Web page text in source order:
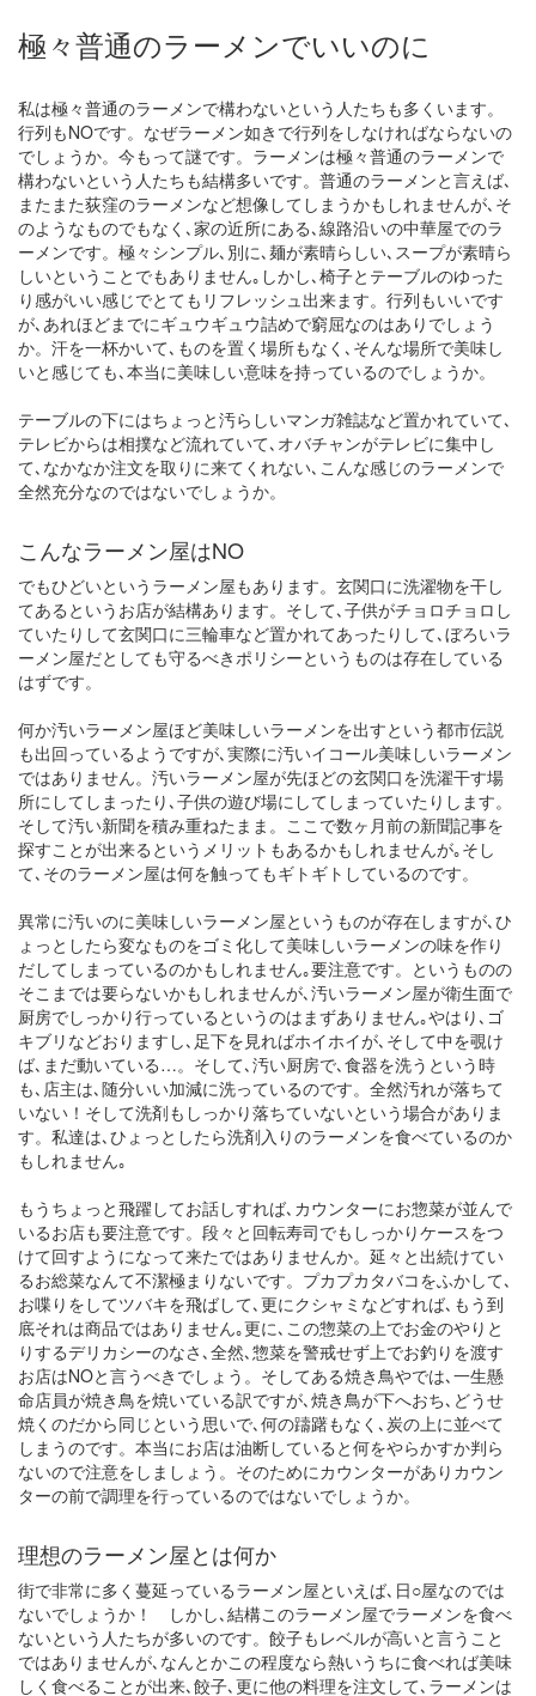
極々普通のラーメンでいいのに
私は極々普通のラーメンで構わないという人たちも多くいます。
行列もNOです。なぜラーメン如きで行列をしなければならないの
でしょうか。今もって謎です。ラーメンは極々普通のラーメンで
構わないという人たちも結構多いです。普通のラーメンと言えば､
またまた荻窪のラーメンなど想像してしまうかもしれませんが､そ
のようなものでもなく､家の近所にある､線路沿いの中華屋でのラ
ーメンです。極々シンプル､別に､麺が素晴らしい､スープが素晴ら
しいということでもありません｡しかし､椅子とテーブルのゆった
り感がいい感じでとてもリフレッシュ出来ます。行列もいいです
が､あれほどまでにギュウギュウ詰めで窮屈なのはありでしょう
か。汗を一杯かいて､ものを置く場所もなく､そんな場所で美味し
いと感じても､本当に美味しい意味を持っているのでしょうか。
テーブルの下にはちょっと汚らしいマンガ雑誌など置かれていて､
テレビからは相撲など流れていて､オバチャンがテレビに集中し
て､なかなか注文を取りに来てくれない､こんな感じのラーメンで
全然充分なのではないでしょうか。
こんなラーメン屋はNO
でもひどいというラーメン屋もあります。玄関口に洗濯物を干し
てあるというお店が結構あります。そして､子供がチョロチョロし
ていたりして玄関口に三輪車など置かれてあったりして､ぼろいラ
ーメン屋だとしても守るべきポリシーというものは存在している
はずです。
何か汚いラーメン屋ほど美味しいラーメンを出すという都市伝説
も出回っているようですが､実際に汚いイコール美味しいラーメン
ではありません。汚いラーメン屋が先ほどの玄関口を洗濯干す場
所にしてしまったり､子供の遊び場にしてしまっていたりします。
そして汚い新聞を積み重ねたまま。ここで数ヶ月前の新聞記事を
探すことが出来るというメリットもあるかもしれませんが｡そし
て､そのラーメン屋は何を触ってもギトギトしているのです。
異常に汚いのに美味しいラーメン屋というものが存在しますが､ひ
ょっとしたら変なものをゴミ化して美味しいラーメンの味を作り
だしてしまっているのかもしれません｡要注意です。というものの
そこまでは要らないかもしれませんが､汚いラーメン屋が衛生面で
厨房でしっかり行っているというのはまずありません｡やはり､ゴ
キブリなどおりますし､足下を見ればホイホイが､そして中を覗け
ば､まだ動いている…。そして､汚い厨房で､食器を洗うという時
も､店主は､随分いい加減に洗っているのです。全然汚れが落ちて
いない！そして洗剤もしっかり落ちていないという場合がありま
す。私達は､ひょっとしたら洗剤入りのラーメンを食べているのか
もしれません｡
もうちょっと飛躍してお話しすれば､カウンターにお惣菜が並んで
いるお店も要注意です。段々と回転寿司でもしっかりケースをつ
けて回すようになって来たではありませんか。延々と出続けてい
るお総菜なんて不潔極まりないです。プカプカタバコをふかして､
お喋りをしてツバキを飛ばして､更にクシャミなどすれば､もう到
底それは商品ではありません｡更に､この惣菜の上でお金のやりと
りするデリカシーのなさ､全然､惣菜を警戒せず上でお釣りを渡す
お店はNOと言うべきでしょう。そしてある焼き鳥やでは､一生懸
命店員が焼き鳥を焼いている訳ですが､焼き鳥が下へおち､どうせ
焼くのだから同じという思いで､何の躊躇もなく､炭の上に並べて
しまうのです。本当にお店は油断していると何をやらかすか判ら
ないので注意をしましょう。そのためにカウンターがありカウン
ターの前で調理を行っているのではないでしょうか。
理想のラーメン屋とは何か
街で非常に多く蔓延っているラーメン屋といえば､日○屋なのでは
ないでしょうか！ しかし､結構このラーメン屋でラーメンを食べ
ないという人たちが多いのです。餃子もレベルが高いと言うこと
ではありませんが､なんとかこの程度なら熱いうちに食べれば美味
しく食べることが出来､餃子､更に他の料理を注文して､ラーメンは